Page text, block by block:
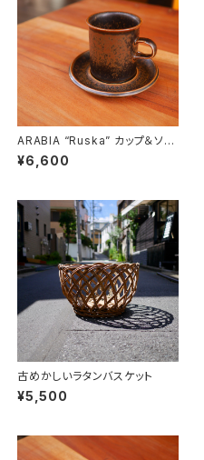
ARABIA “Ruska” カップ＆ソー
サー
¥6,600
古めかしいラタンバスケット
¥5,500